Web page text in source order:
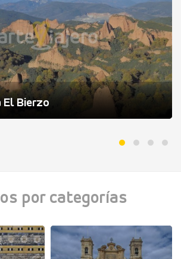
El Bierzo
por categorías